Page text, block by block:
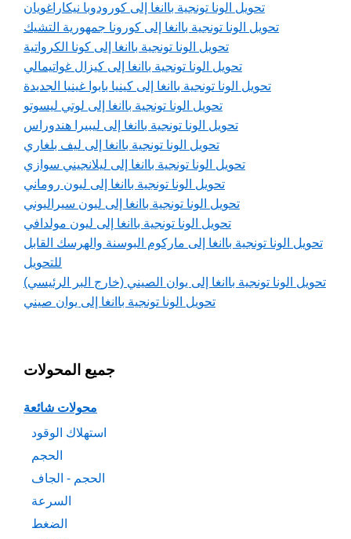
تحويل الونا تونجية باانغا إلى كورودوبا نيكاراغويان
تحويل الونا تونجية باانغا إلى كورونا جمهورية التشيك
تحويل الونا تونجية باانغا إلى كونا الكرواتية
تحويل الونا تونجية باانغا إلى كيزال غواتيمالي
تحويل الونا تونجية باانغا إلى كينيا بابوا غينيا الجديدة
تحويل الونا تونجية باانغا إلى لوتي ليسوتو
تحويل الونا تونجية باانغا إلى ليبيرا هندوراس
تحويل الونا تونجية باانغا إلى ليف بلغاري
تحويل الونا تونجية باانغا إلى ليلانجيني سوازي
تحويل الونا تونجية باانغا إلى ليون روماني
تحويل الونا تونجية باانغا إلى ليون سيراليوني
تحويل الونا تونجية باانغا إلى ليون مولدافي
تحويل الونا تونجية باانغا إلى ماركوم البوسنة والهرسك القابل
للتحويل
تحويل الونا تونجية باانغا إلى يوان الصيني (خارج البر الرئيسي)
تحويل الونا تونجية باانغا إلى يوان صيني
جميع المحولات
محولات شائعة
استهلاك الوقود
الحجم
الحجم - الجاف
السرعة
الضغط